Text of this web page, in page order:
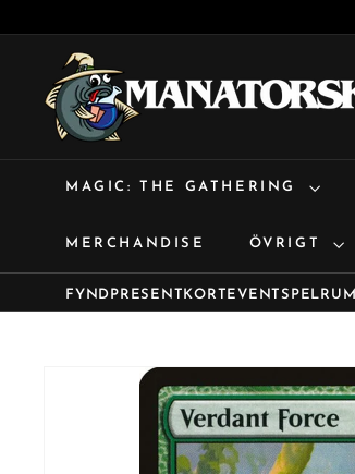
M
a
n
a
MAGIC: THE GATHERING
MERCHANDISE ÖVRIGT
FYND PRESENTKORT EVENTSPELRUM